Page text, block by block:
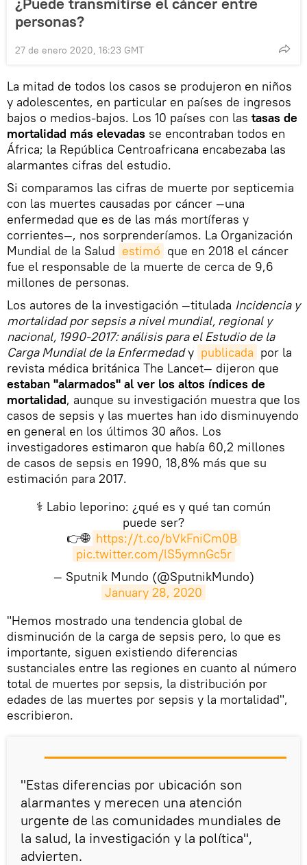
personas?
27 de enero 2020, 16:23 GMT
La mitad de todos los casos se produjeron en niños
y adolescentes, en particular en países de ingresos
bajos o medios-bajos. Los 10 países con las tasas de
mortalidad más elevadas se encontraban todos en
África; la República Centroafricana encabezaba las
alarmantes cifras del estudio.
Si comparamos las cifras de muerte por septicemia
con las muertes causadas por cáncer —una
enfermedad que es de las más mortíferas y
corrientes—, nos sorprenderíamos. La Organización
Mundial de la Salud estimó que en 2018 el cáncer
fue el responsable de la muerte de cerca de 9,6
millones de personas.
Los autores de la investigación —titulada Incidencia y
mortalidad por sepsis a nivel mundial, regional y
nacional, 1990-2017: análisis para el Estudio de la
Carga Mundial de la Enfermedady publicada por la
revista médica británica The Lancet— dijeron que
estaban "alarmados" al ver los altos índices de
mortalidad, aunque su investigación muestra que los
casos de sepsis y las muertes han ido disminuyendo
en general en los últimos 30 años. Los
investigadores estimaron que había 60,2 millones
de casos de sepsis en 1990, 18,8% más que su
estimación para 2017.
⚕ Labio leporino: ¿qué es y qué tan común
puede ser?
👉🌐 https://t.co/bVkFniCm0B
pic.twitter.com/lS5ymnGc5r
— Sputnik Mundo (@SputnikMundo)
January 28, 2020
​"Hemos mostrado una tendencia global de
disminución de la carga de sepsis pero, lo que es
importante, siguen existiendo diferencias
sustanciales entre las regiones en cuanto al número
total de muertes por sepsis, la distribución por
edades de las muertes por sepsis y la mortalidad",
escribieron.
"Estas diferencias por ubicación son
alarmantes y merecen una atención
urgente de las comunidades mundiales de
la salud, la investigación y la política",
advierten.